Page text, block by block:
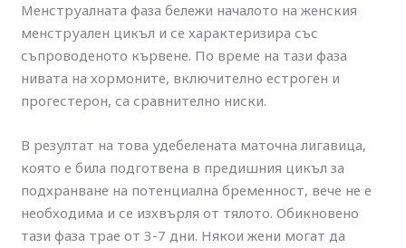
Менструалната фаза бележи началото на женския
менструален цикъл и се характеризира със
съпроводеното кървене. По време на тази фаза
нивата на хормоните, включително естроген и
прогестерон, са сравнително ниски.
В резултат на това удебелената маточна лигавица,
която е била подготвена в предишния цикъл за
подхранване на потенциална бременност, вече не е
необходима и се изхвърля от тялото. Обикновено
тази фаза трае от 3-7 дни. Някои жени могат да